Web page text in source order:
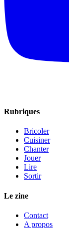
Rubriques
Bricoler
Cuisiner
Chanter
Jouer
Lire
Sortir
Le zine
Contact
A propos